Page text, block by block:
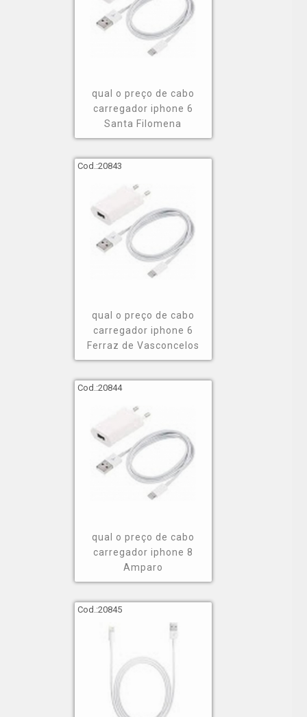
qual o preço de cabo
carregador iphone 6
Santa Filomena
Cod.:20843
qual o preço de cabo
carregador iphone 6
Ferraz de Vasconcelos
Cod.:20844
qual o preço de cabo
carregador iphone 8
Amparo
Cod.:20845